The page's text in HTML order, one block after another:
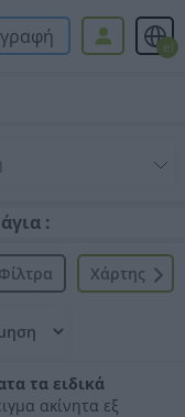
el
:
Xάρτης
Φίλτρα
τα ειδικά
ακίνητα εξ